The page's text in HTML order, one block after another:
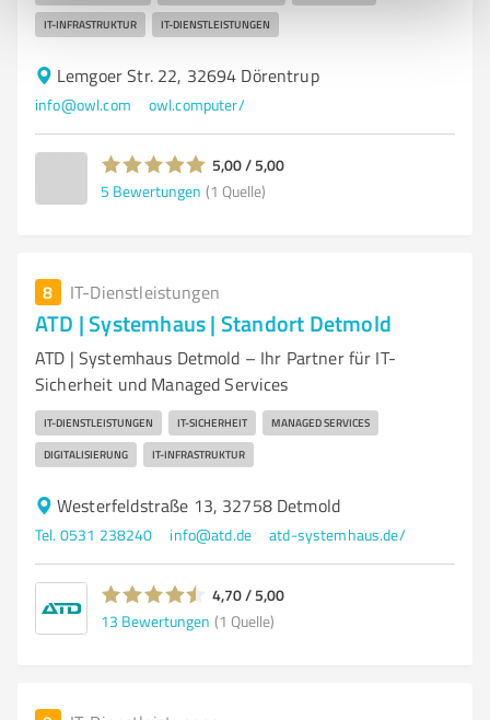
IT-INFRASTRUKTUR IT-DIENSTLEISTUNGEN
Lemgoer Str. 22, 32694 Dörentrup
info@owl.com owl.computer/
5,00 / 5,00
5 Bewertungen (1 Quelle)
8 IT-Dienstleistungen
ATD | Systemhaus | Standort Detmold
ATD | Systemhaus Detmold – Ihr Partner für IT-
Sicherheit und Managed Services
IT-DIENSTLEISTUNGEN IT-SICHERHEIT MANAGED SERVICES
DIGITALISIERUNG IT-INFRASTRUKTUR
Westerfeldstraße 13, 32758 Detmold
Tel. 0531 238240 info@atd.de atd-systemhaus.de/
4,70 / 5,00
13 Bewertungen (1 Quelle)